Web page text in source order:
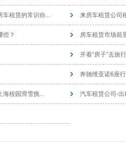
车租赁的常识你... 来房车租赁公司
些？ 房车租赁市场前
开着“房子”去旅
奔驰维亚诺6座
海校园滑雪挑... 汽车租赁公司-出